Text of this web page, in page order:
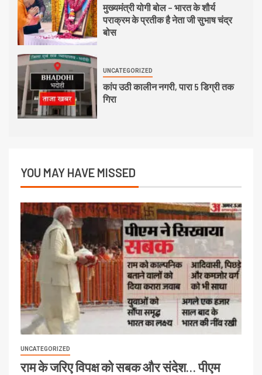
मुख्यमंत्री योगी बोल – भारत के शौर्य
पराक्रम के प्रतीक है नेता जी सुभाष चंद्र
बोस
UNCATEGORIZED
कांप उठी कालीन नगरी, पारा 5 डिग्री तक
गिरा
YOU MAY HAVE MISSED
UNCATEGORIZED
राम के जरिए विपक्ष को सबक और संदेश… पीएम